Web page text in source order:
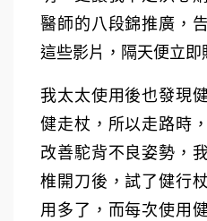
醫師的八段錦推廣，
這些影片，隔天便立即
我太太使用後也發現
健走杖，所以走路時
改善駝背不良姿勢，
椎開刀後，試了健行
用多了，而每次使用